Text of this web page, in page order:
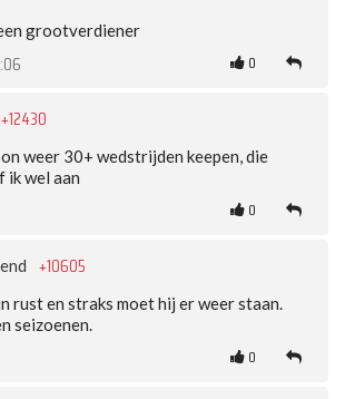
grootverdiener
0
+12430
weer 30+ wedstrijden keepen, die
ik wel aan
0
+10605
rust en straks moet hij er weer staan.
seizoenen.
0